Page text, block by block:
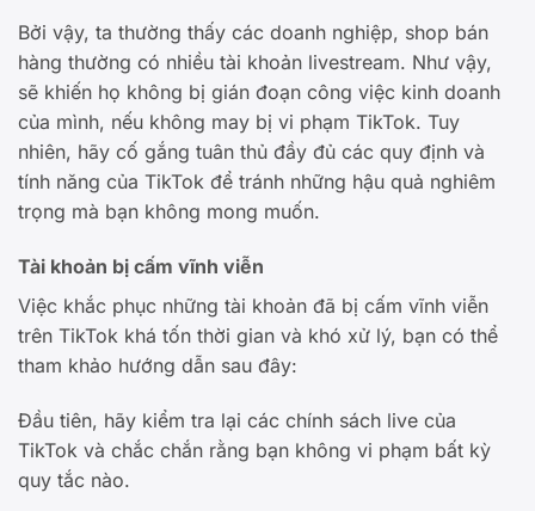
Bởi vậy, ta thường thấy các doanh nghiệp, shop bán
hàng thường có nhiều tài khoản livestream. Như vậy,
sẽ khiến họ không bị gián đoạn công việc kinh doanh
của mình, nếu không may bị vi phạm TikTok. Tuy
nhiên, hãy cố gắng tuân thủ đầy đủ các quy định và
tính năng của TikTok để tránh những hậu quả nghiêm
trọng mà bạn không mong muốn.
Tài khoản bị cấm vĩnh viễn
Việc khắc phục những tài khoản đã bị cấm vĩnh viễn
trên TikTok khá tốn thời gian và khó xử lý, bạn có thể
tham khảo hướng dẫn sau đây:
Đầu tiên, hãy kiểm tra lại các chính sách live của
TikTok và chắc chắn rằng bạn không vi phạm bất kỳ
quy tắc nào.